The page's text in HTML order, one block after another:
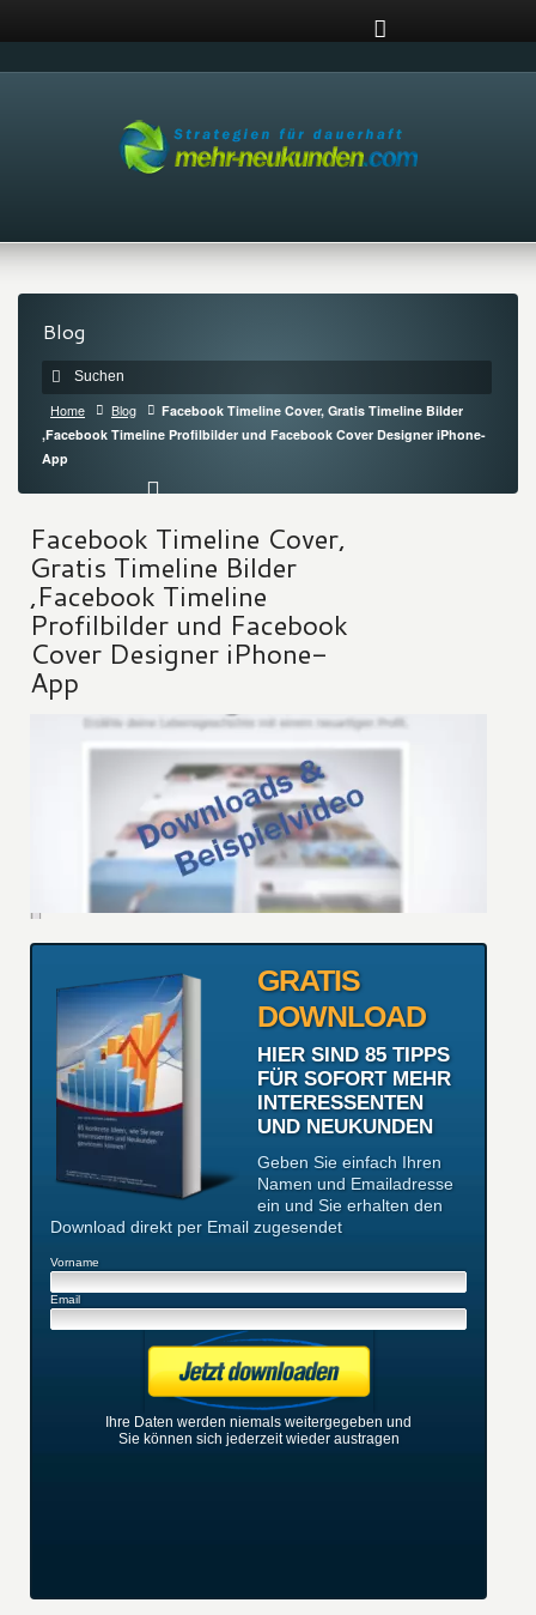
Blog
Home Blog
Facebook Timeline Cover, Gratis Timeline Bilder
,Facebook Timeline Profilbilder und Facebook Cover Designer iPhone-
App
Facebook Timeline Cover,
Gratis Timeline Bilder
,Facebook Timeline
Profilbilder und Facebook
Cover Designer iPhone-
App
GRATIS
DOWNLOAD
HIER SIND 85 TIPPS
FÜR SOFORT MEHR
INTERESSENTEN
UND NEUKUNDEN
Geben Sie einfach Ihren
Namen und Emailadresse
ein und Sie erhalten den
Download direkt per Email zugesendet
Vorname
Email
Ihre Daten werden niemals weitergegeben und
Sie können sich jederzeit wieder austragen